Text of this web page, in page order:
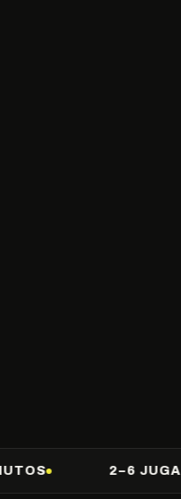
2–6 JUGADORES